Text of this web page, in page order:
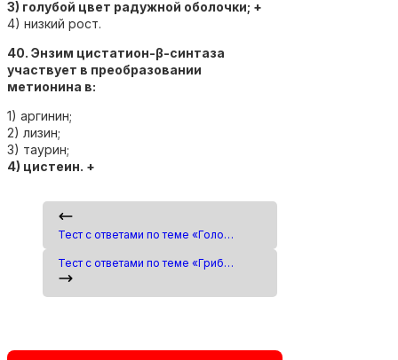
3) голубой цвет радужной оболочки; +
4) низкий рост.
40. Энзим цистатион-β-синтаза
участвует в преобразовании
метионина в:
1) аргинин;
2) лизин;
3) таурин;
4) цистеин. +
Тест с ответами по теме «Головная боль напряжения (ГБН) у взрослых (по утвержденным клиническим рекомендациям)»
Тест с ответами по теме «Грибковые инфекции ЛОР-органов»